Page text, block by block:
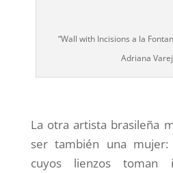
“Wall with Incisions a la
Adriana
La otra artista brasileña
ser también una mujer:
cuyos lienzos toman